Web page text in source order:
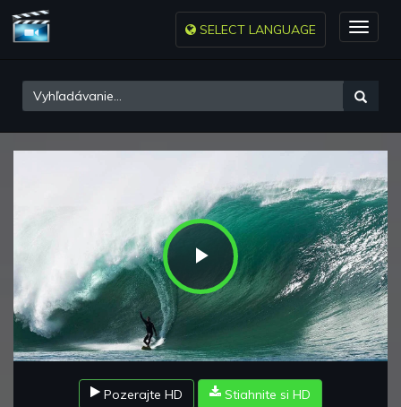
Toggle
SELECT LANGUAGE
Play
Video
Pozerajte HD Stiahnite si HD